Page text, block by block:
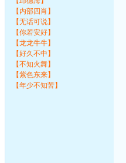
【内部四肖】
【无话可说】
【你若安好】
【龙龙牛牛】
【好久不中】
【不知火舞】
【紫色东来】
【年少不知苦】